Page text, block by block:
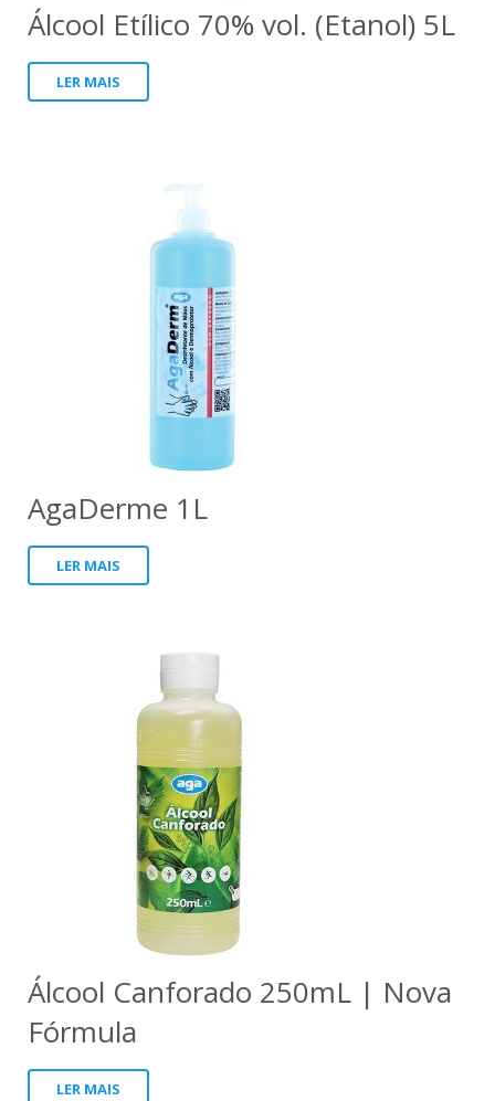
Álcool Etílico 70% vol. (Etanol) 5L
LER MAIS
AgaDerme 1L
LER MAIS
Álcool Canforado 250mL | Nova
Fórmula
LER MAIS